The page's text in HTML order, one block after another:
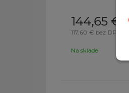
144,65 €
117,60 € bez DPH / ks
Na sklade